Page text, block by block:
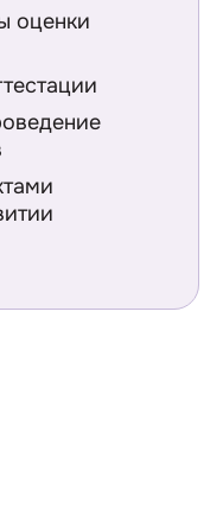
оценки